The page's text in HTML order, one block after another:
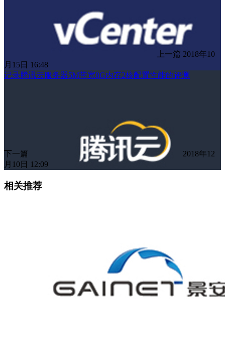
上一篇 2018年10
月15日 16:48
记录腾讯云服务器5M带宽8G内存2核配置性能的评测
下一篇
2018年12
月10日 12:09
相关推荐